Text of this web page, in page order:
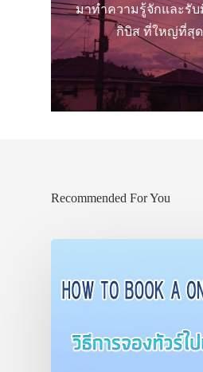
มาทำความรู้จักและรั
กิบิส ที่ใหญ่ที่สุ
Recommended For You